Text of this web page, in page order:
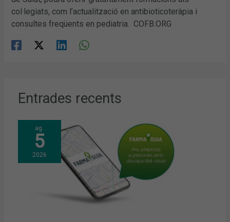
col·legiats, com l’actualització en antibioticoteràpia i
consultes freqüents en pediatria. COFB.ORG
Entrades recents
ag.
5
2026